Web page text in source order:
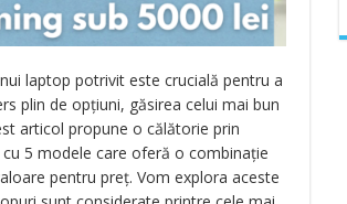
laptop potrivit este crucială pentru a
plin de opțiuni, găsirea celui mai bun
articol propune o călătorie prin
5 modele care oferă o combinație
pentru preț. Vom explora aceste